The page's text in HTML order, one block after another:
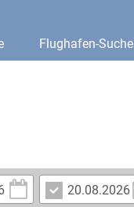
Flughafen-Suche